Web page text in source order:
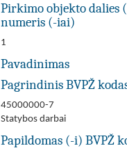
Pirkimo objekto dalies
numeris (-iai)
1
Pavadinimas
Pagrindinis BVPŽ
45000000-7
Statybos darbai
Papildomas (-i) BVPŽ